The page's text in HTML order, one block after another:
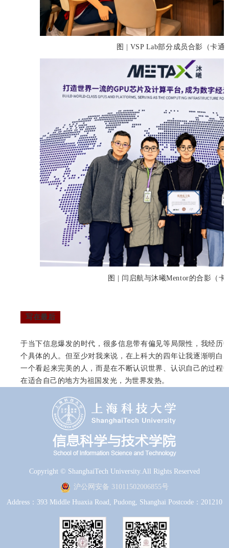
图 | VSP Lab部分成员合影（卡通
图 | 闫启航与沐曦Mentor的合影（卡
写在最后
于当下信息爆发的时代，很多信息带有偏见等局限性，我经历
个具体的人。但至少对我来说，在上科大的四年让我逐渐明白
一个看起来完美的人，而是在不断认识世界、认识自己的过程
在适合自己的地方为祖国发光，为世界发热。
Copyright © ShanghaiTech University.All Rights Reserved
沪公网安备 31011502006855号
Address：393 Middle Huaxia Road, Pudong, Shanghai Postcode：201210